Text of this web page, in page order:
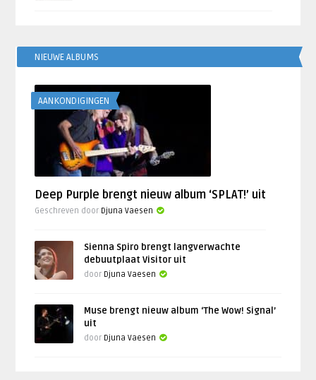
NIEUWE ALBUMS
AANKONDIGINGEN
Deep Purple brengt nieuw album ‘SPLAT!’ uit
Geschreven door Djuna Vaesen
Sienna Spiro brengt langverwachte
debuutplaat Visitor uit
door Djuna Vaesen
Muse brengt nieuw album ‘The Wow! Signal’
uit
door Djuna Vaesen